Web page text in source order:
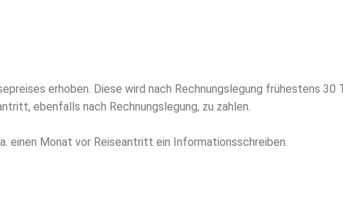
erhoben. Diese wird nach Rechnungslegung frühestens 30
ebenfalls nach Rechnungslegung, zu zahlen.
einen Monat vor Reiseantritt ein Informationsschreiben.